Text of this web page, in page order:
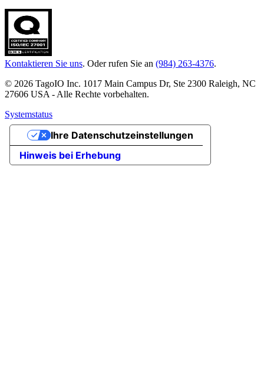
Kontaktieren Sie uns. Oder rufen Sie an (984) 263-4376.
© 2026 TagoIO Inc. 1017 Main Campus Dr, Ste 2300 Raleigh, NC
27606 USA - Alle Rechte vorbehalten.
Systemstatus
Hinweis bei Erhebung
Ihre Datenschutzeinstellungen